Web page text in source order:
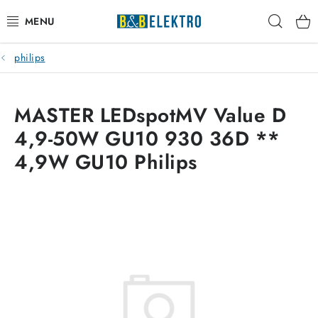
na
obsah
Reklamace / Vrácení zboží
Kontakty
VYTÁPĚNÍ
philips
MASTER LEDspotMV Value D
4,9-50W GU10 930 36D **
4,9W GU10 Philips